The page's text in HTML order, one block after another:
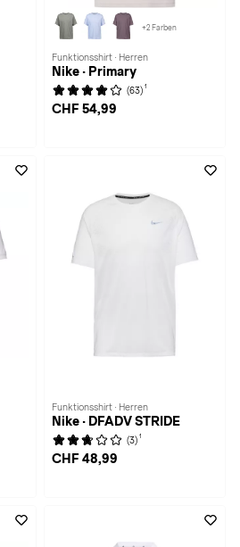
+2 Farben
Funktionsshirt · Herren
Nike · Primary
(63) 1
CHF 54,99
Funktionsshirt · Herren
Nike · DFADV STRIDE
(3) 1
CHF 48,99